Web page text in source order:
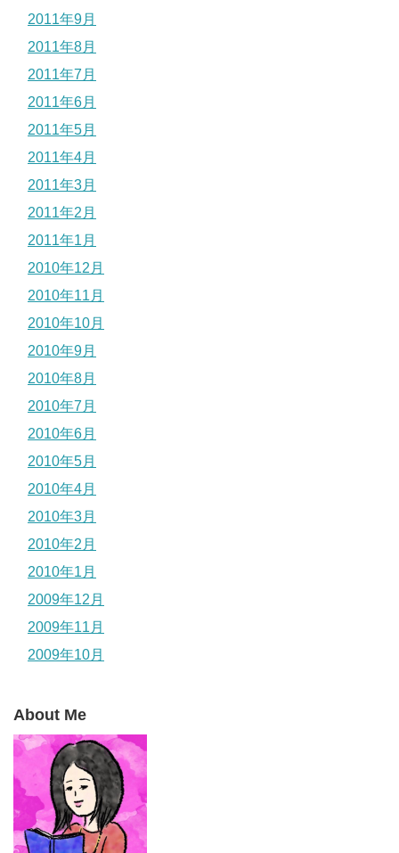
2011年9月
2011年8月
2011年7月
2011年6月
2011年5月
2011年4月
2011年3月
2011年2月
2011年1月
2010年12月
2010年11月
2010年10月
2010年9月
2010年8月
2010年7月
2010年6月
2010年5月
2010年4月
2010年3月
2010年2月
2010年1月
2009年12月
2009年11月
2009年10月
About Me